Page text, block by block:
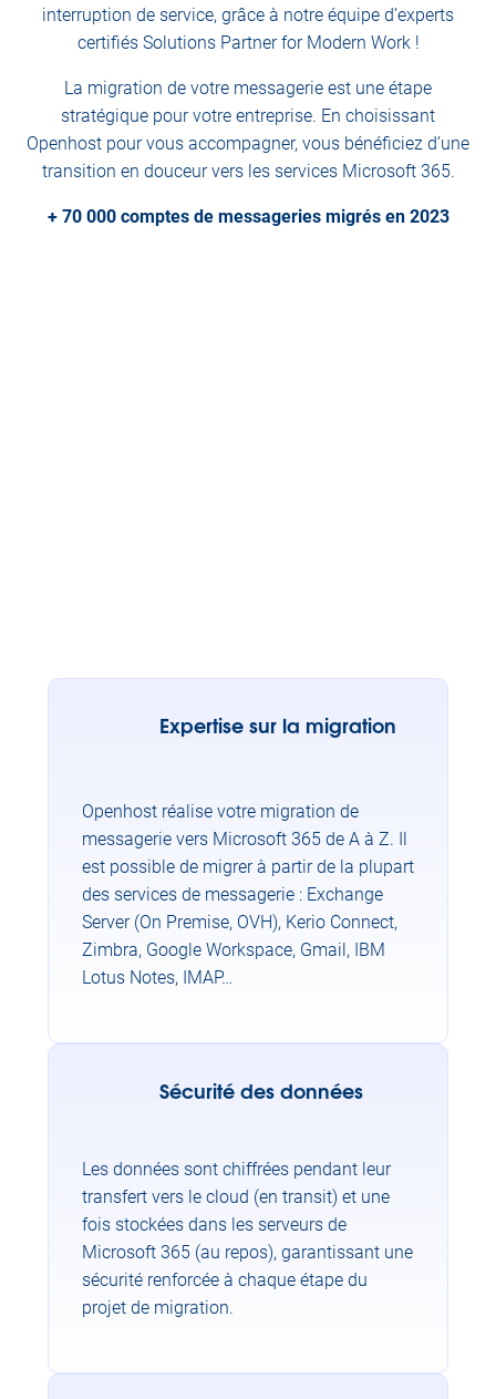
interruption de service, grâce à notre équipe d’experts
certifiés Solutions Partner for Modern Work !
La migration de votre messagerie est une étape
stratégique pour votre entreprise. En choisissant
Openhost pour vous accompagner, vous bénéficiez d’une
transition en douceur vers les services Microsoft 365.
+ 70 000 comptes de messageries migrés en 2023
Expertise sur la migration
Openhost réalise votre migration de
messagerie vers Microsoft 365 de A à Z. Il
est possible de migrer à partir de la plupart
des services de messagerie : Exchange
Server (On Premise, OVH), Kerio Connect,
Zimbra, Google Workspace, Gmail, IBM
Lotus Notes, IMAP…
Sécurité des données
Les données sont chiffrées pendant leur
transfert vers le cloud (en transit) et une
fois stockées dans les serveurs de
Microsoft 365 (au repos), garantissant une
sécurité renforcée à chaque étape du
projet de migration.